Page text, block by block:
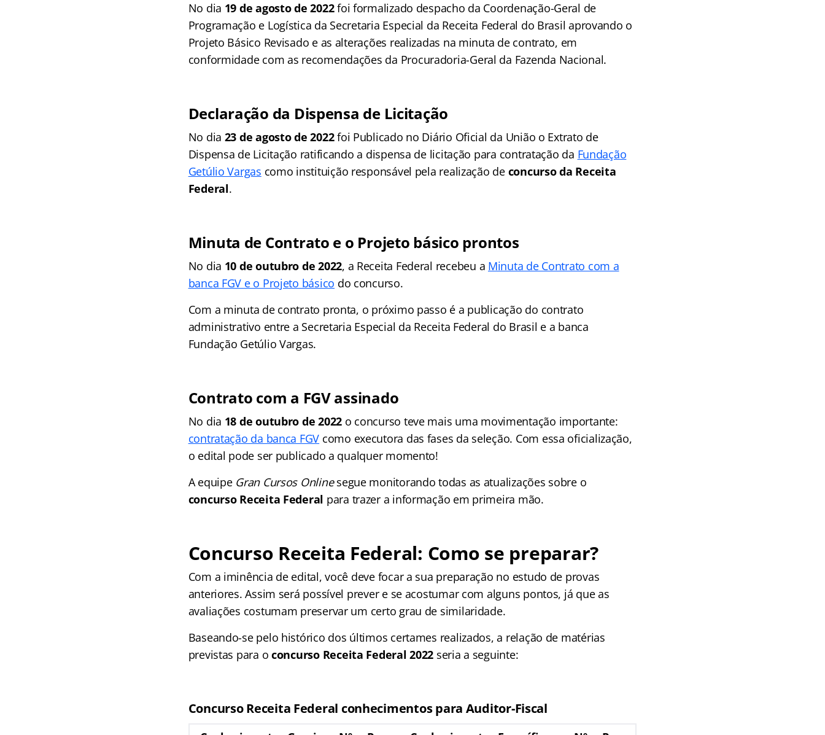
No dia 19 de agosto de 2022foi formalizado despacho da Coordenação-Geral de
Programação e Logística da Secretaria Especial da Receita Federal do Brasil aprovando o
Projeto Básico Revisado e as alterações realizadas na minuta de contrato, em
conformidade com as recomendações da Procuradoria-Geral da Fazenda Nacional.
Declaração da Dispensa de Licitação
No dia 23 de agosto de 2022foi Publicado no Diário Oficial da União o Extrato de
Dispensa de Licitação ratificando a dispensa de licitação para contratação da Fundação
Getúlio Vargas como instituição responsável pela realização de concurso da Receita
Federal.
Minuta de Contrato e o Projeto básico prontos
No dia 10 de outubro de 2022, a Receita Federal recebeu a Minuta de Contrato com a
banca FGV e o Projeto básico do concurso.
Com a minuta de contrato pronta, o próximo passo é a publicação do contrato
administrativo entre a Secretaria Especial da Receita Federal do Brasil e a banca
Fundação Getúlio Vargas.
Contrato com a FGV assinado
No dia 18 de outubro de 2022 o concurso teve mais uma movimentação importante:
contratação da banca FGV como executora das fases da seleção. Com essa oficialização,
o edital pode ser publicado a qualquer momento!
A equipe Gran Cursos Onlinesegue monitorando todas as atualizações sobre o
concurso Receita Federal para trazer a informação em primeira mão.
Concurso Receita Federal: Como se preparar?
Com a iminência de edital, você deve focar a sua preparação no estudo de provas
anteriores. Assim será possível prever e se acostumar com alguns pontos, já que as
avaliações costumam preservar um certo grau de similaridade.
Baseando-se pelo histórico dos últimos certames realizados, a relação de matérias
previstas para oconcurso Receita Federal 2022 seria a seguinte:
Concurso Receita Federal conhecimentos para Auditor-Fiscal